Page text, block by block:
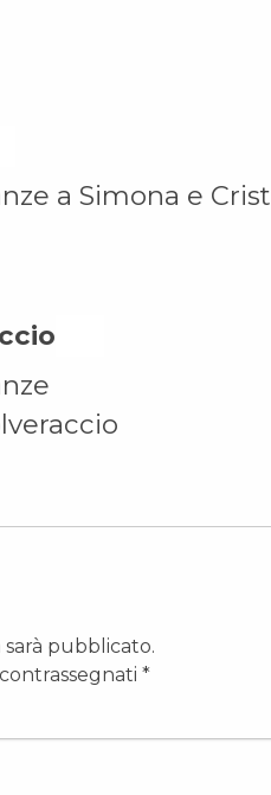
a Simona e
On
sarà pubblicato.
*